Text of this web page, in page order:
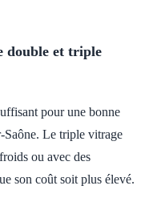
double et triple
pour une bonne
Saône. Le triple vitrage
ou avec des
son coût soit plus élevé.